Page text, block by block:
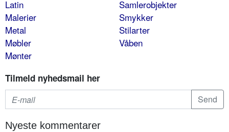
Latin
Malerier
Metal
Møbler
Mønter
Samlerobjekter
Smykker
Stilarter
Våben
Tilmeld nyhedsmail her
Nyeste kommentarer